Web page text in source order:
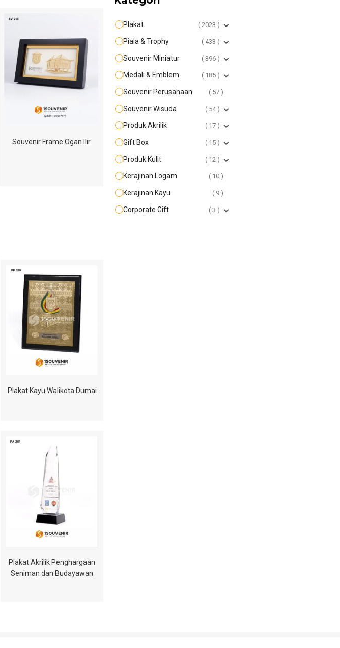
Souvenir Frame Ogan Ilir
Plakat Kayu Walikota Dumai
Plakat Akrilik Penghargaan
Seniman dan Budayawan
Plakat 2023
Piala & Trophy 433
Souvenir Miniatur 396
Medali & Emblem 185
Souvenir Perusahaan 57
Souvenir Wisuda 54
Produk Akrilik 17
Gift Box 15
Produk Kulit 12
Kerajinan Logam 10
Kerajinan Kayu 9
Corporate Gift 3